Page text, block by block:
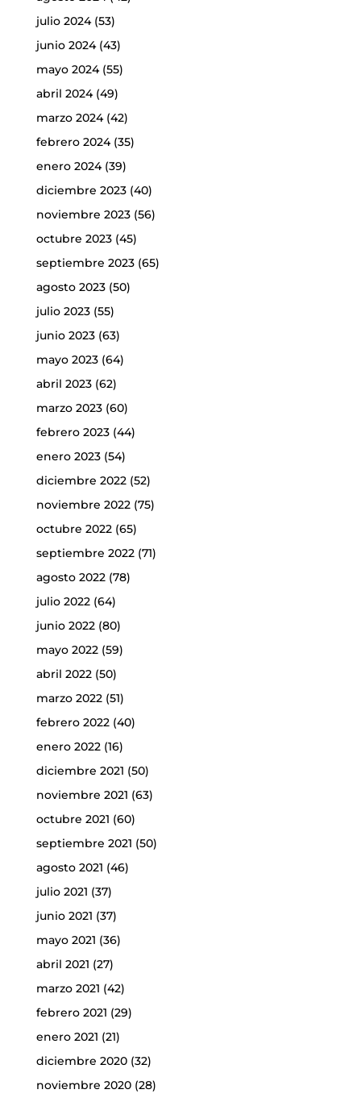
julio 2024(53)
junio 2024(43)
mayo 2024(55)
abril 2024(49)
marzo 2024(42)
febrero 2024(35)
enero 2024(39)
diciembre 2023(40)
noviembre 2023(56)
octubre 2023(45)
septiembre 2023(65)
agosto 2023(50)
julio 2023(55)
junio 2023(63)
mayo 2023(64)
abril 2023(62)
marzo 2023(60)
febrero 2023(44)
enero 2023(54)
diciembre 2022(52)
noviembre 2022(75)
octubre 2022(65)
septiembre 2022(71)
agosto 2022(78)
julio 2022(64)
junio 2022(80)
mayo 2022(59)
abril 2022(50)
marzo 2022(51)
febrero 2022(40)
enero 2022(16)
diciembre 2021 (50)
noviembre 2021 (63)
octubre 2021 (60)
septiembre 2021 (50)
agosto 2021 (46)
julio 2021 (37)
junio 2021 (37)
mayo 2021 (36)
abril 2021 (27)
marzo 2021 (42)
febrero 2021 (29)
enero 2021 (21)
diciembre 2020(32)
noviembre 2020(28)